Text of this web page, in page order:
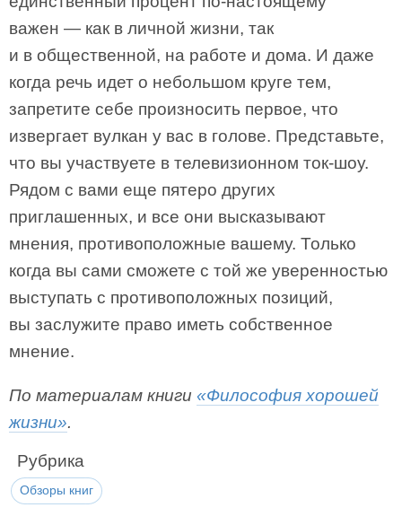
важен — как в личной жизни, так
и в общественной, на работе и дома. И даже
когда речь идет о небольшом круге тем,
запретите себе произносить первое, что
извергает вулкан у вас в голове. Представьте,
что вы участвуете в телевизионном ток-шоу.
Рядом с вами еще пятеро других
приглашенных, и все они высказывают
мнения, противоположные вашему. Только
когда вы сами сможете с той же уверенностью
выступать с противоположных позиций,
вы заслужите право иметь собственное
мнение.
По материалам книги «Философия хорошей
жизни».
Рубрика
Обзоры книг